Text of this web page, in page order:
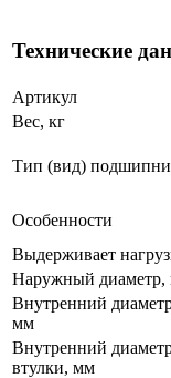
Технические
Артикул
Вес, кг
Тип (вид)
Особенности
Выдерживает
Наружный диаметр,
Внутренний
мм
Внутренний
втулки, мм